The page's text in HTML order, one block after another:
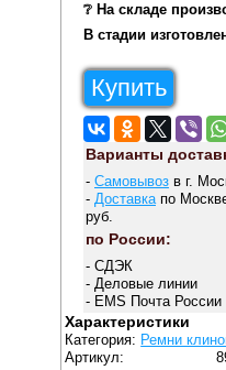
❔ На складе
В стадии
Купить
Варианты
- Самовывозв г.
- Доставкапо
руб.
по России:
- СДЭК
- Деловые линии
- EMS Почта России
Характеристики
Категория: Ремни
Артикул: